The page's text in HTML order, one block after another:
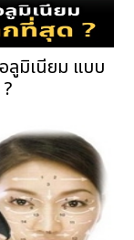
ลูมิเนียม แบบ